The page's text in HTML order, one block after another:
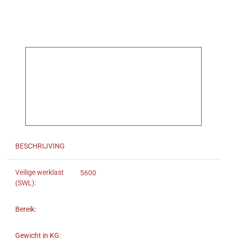
BESCHRIJVING
Veilige werklast
(SWL):
5600
Bereik:
Gewicht in KG: